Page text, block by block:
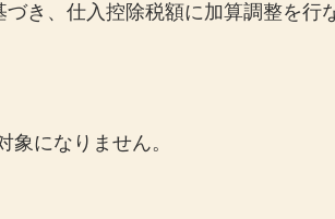
き、仕入控除税額に加算調整を行
になりません。